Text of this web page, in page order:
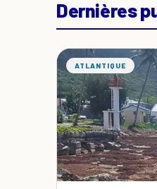
Dernières
ATLANTIQUE